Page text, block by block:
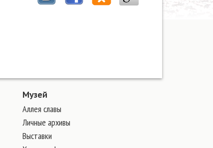
Музей
Аллея славы
Личные архивы
Выставки